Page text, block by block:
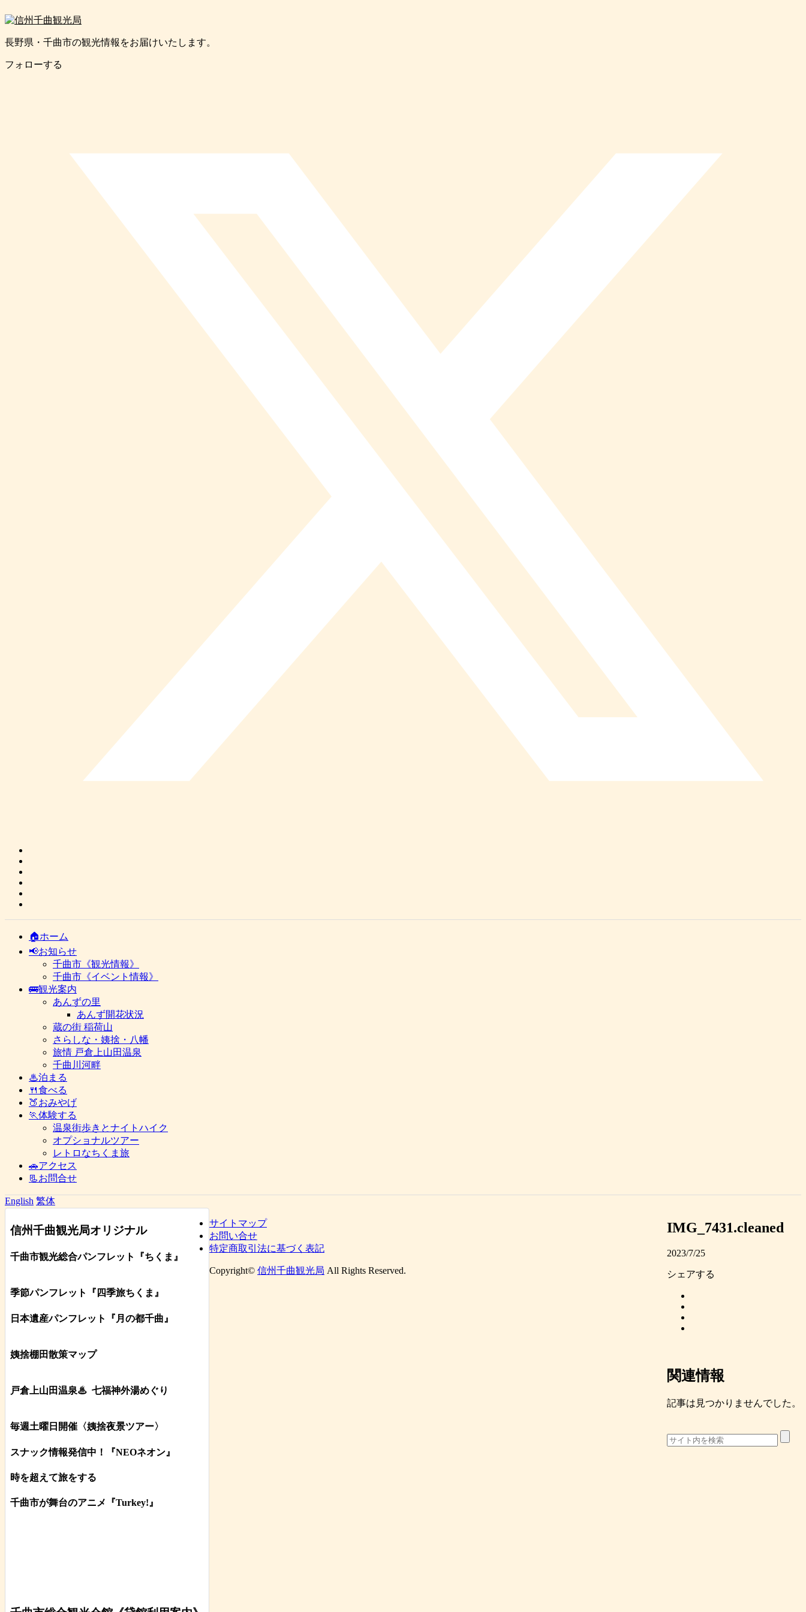
長野県・千曲市の観光情報をお届けいたします。
フォローする
🏠ホーム
📢お知らせ
千曲市《観光情報》
千曲市《イベント情報》
🚌観光案内
あんずの里
あんず開花状況
蔵の街 稲荷山
さらしな・姨捨・八幡
旅情 戸倉上山田温泉
千曲川河畔
♨泊まる
🍴食べる
🍑おみやげ
🏃体験する
温泉街歩きとナイトハイク
オプショナルツアー
レトロなちくま旅
🚗アクセス
📃お問合せ
English 繁体
IMG_7431.cleaned
2023/7/25
シェアする
関連情報
記事は見つかりませんでした。
信州千曲観光局オリジナル
千曲市観光総合パンフレット 『ちくま 』
季節パンフレット『四季旅ちくま』
日本遺産パンフレット 『月の都千曲 』
姨捨棚田散策マップ
戸倉上山田温泉♨ 七福神外湯めぐり
毎週土曜日開催〈姨捨夜景ツアー〉
スナック情報発信中！『NEOネオン』
時を超えて旅をする
千曲市が舞台のアニメ『Turkey!』
サイトマップ
お問い合せ
特定商取引法に基づく表記
Copyright© 信州千曲観光局 All Rights Reserved.